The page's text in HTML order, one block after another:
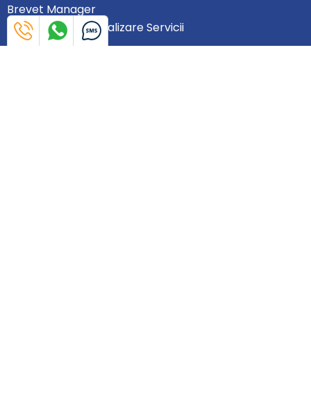
Brevet Manager
Contract Comercializare Servicii